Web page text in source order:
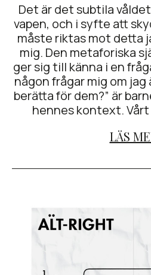
Det är det subtila
vapen, och i syfte att
måste riktas mot detta
mig. Den metaforiska
ger sig till känna i en
någon frågar mig om
berätta för dem?” är
hennes kontext.
LÄS